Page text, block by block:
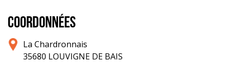
COORDONNÉES
La Chardronnais
35680 LOUVIGNE DE BAIS